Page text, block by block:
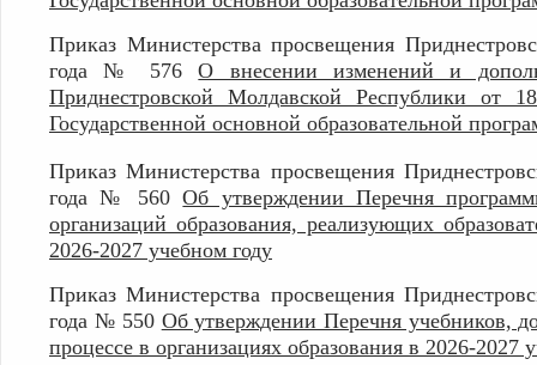
Приказ Министерства просвещения
года № 576О внесении изменений и
Приднестровской Молдавской Республики
Государственной основной образовательной
Приказ Министерства просвещения
года № 560Об утверждении Перечня
организаций образования, реализующих
2026-2027 учебном году
Приказ Министерства просвещения
года № 550 Об утверждении Перечня учебников,
процессе в организациях образования в 2026-2027